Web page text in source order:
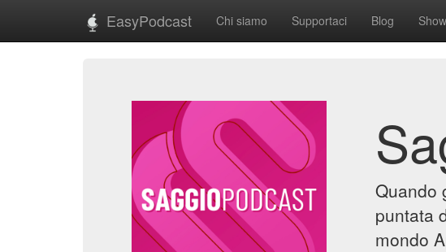
EasyPodcast Chi siamo Supportaci Blog Show
Quando
puntata
mondo